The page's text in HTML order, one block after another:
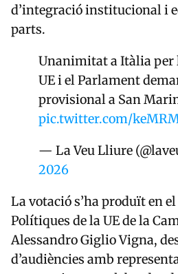
d’integració institucional i
parts.
Unanimitat a Itàlia per
UE i el Parlament
provisional a San
pic.twitter.com/
— La Veu Lliure
2026
La votació s’ha produït en
Polítiques de la UE de la
Alessandro Giglio Vigna,
d’audiències amb